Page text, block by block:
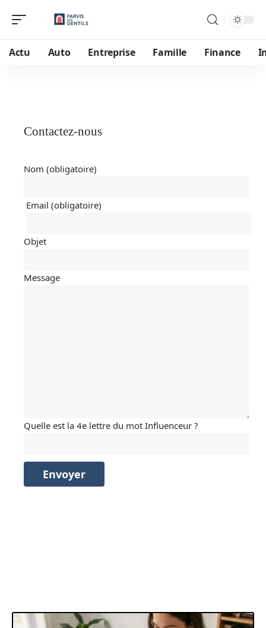
Actu Auto Entreprise Famille Finance
Contactez-nous
Nom (obligatoire)
Email (obligatoire)
Objet
Message
Quelle est la 4e lettre du mot Influenceur ?